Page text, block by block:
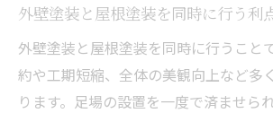
外壁塗装と屋根塗装を同時に行う利
外壁塗装と屋根塗装を同時に行うこと
約や工期短縮、全体の美観向上など多
ります。足場の設置を一度で済ませら